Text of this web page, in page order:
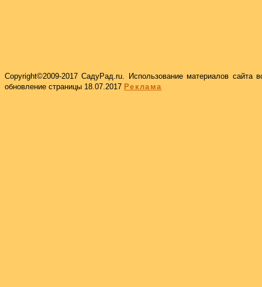
Copyright©2009-2017 СадуРад.ru.
Использование материалов сайта
обновление страницы 18.07.2017 Реклама